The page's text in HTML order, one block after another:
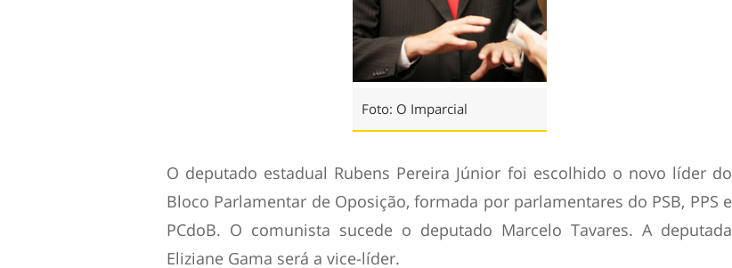
Foto: O Imparcial
O deputado estadual Rubens Pereira Júnior foi escolhido o novo líder do
Bloco Parlamentar de Oposição, formada por parlamentares do PSB, PPS e
PCdoB. O comunista sucede o deputado Marcelo Tavares. A deputada
Eliziane Gama será a vice-líder.